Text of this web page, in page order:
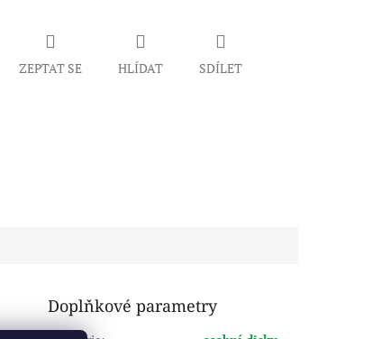
ZEPTAT SE HLÍDAT SDÍLET
Doplňkové parametry